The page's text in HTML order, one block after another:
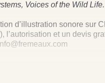
Voices of the Wild Life.
d’illustration sonore sur
et un devis